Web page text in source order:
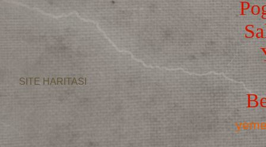
SITE HARITASI